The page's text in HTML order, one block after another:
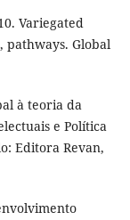
Variegated
pathways. Global
à teoria da
e Política
Editora Revan,